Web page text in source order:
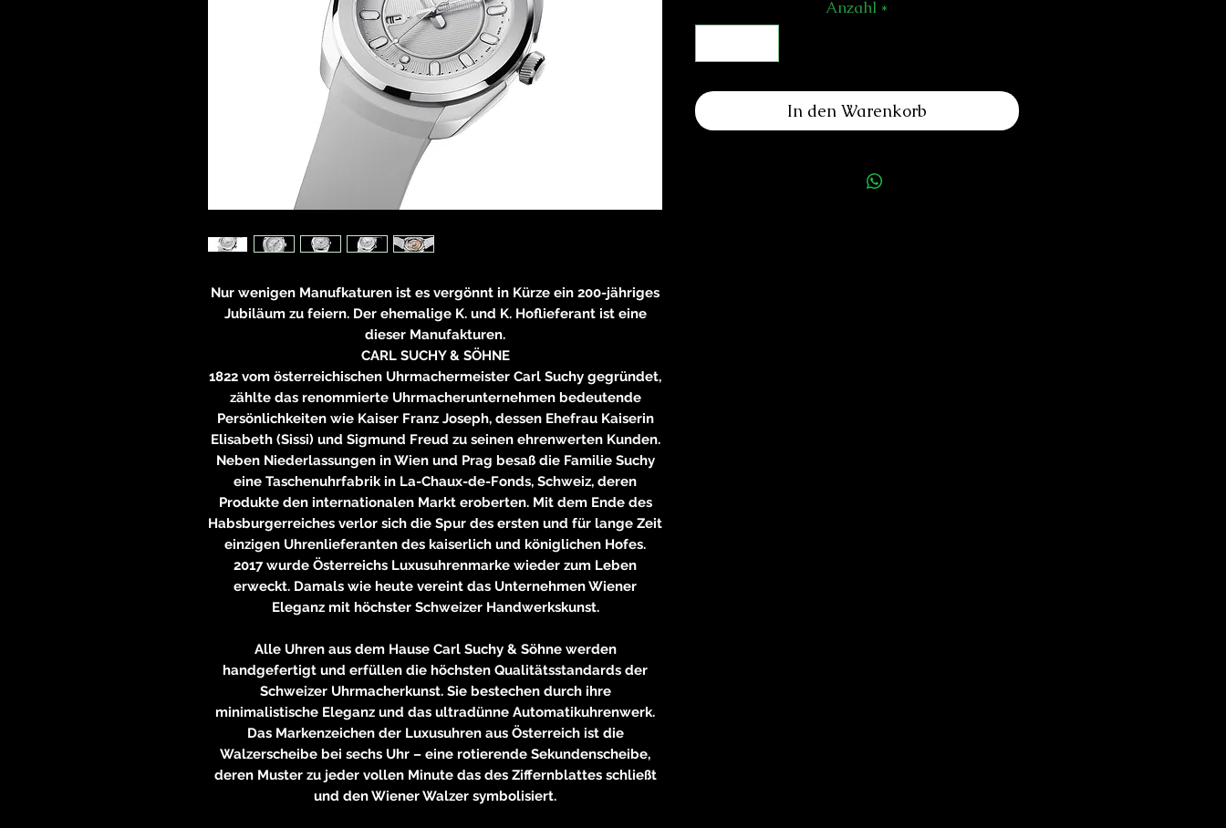
Nur wenigen Manufkaturen ist es vergönnt in Kürze ein 200-jähriges
Jubiläum zu feiern. Der ehemalige K. und K. Hoflieferant ist eine
dieser Manufakturen.
CARL SUCHY & SÖHNE
1822 vom österreichischen Uhrmachermeister Carl Suchy gegründet,
zählte das renommierte Uhrmacherunternehmen bedeutende
Persönlichkeiten wie Kaiser Franz Joseph, dessen Ehefrau Kaiserin
Elisabeth (Sissi) und Sigmund Freud zu seinen ehrenwerten Kunden.
Neben Niederlassungen in Wien und Prag besaß die Familie Suchy
eine Taschenuhrfabrik in La-Chaux-de-Fonds, Schweiz, deren
Produkte den internationalen Markt eroberten. Mit dem Ende des
Habsburgerreiches verlor sich die Spur des ersten und für lange Zeit
einzigen Uhrenlieferanten des kaiserlich und königlichen Hofes.
2017 wurde Österreichs Luxusuhrenmarke wieder zum Leben
erweckt. Damals wie heute vereint das Unternehmen Wiener
Eleganz mit höchster Schweizer Handwerkskunst.
Alle Uhren aus dem Hause Carl Suchy & Söhne werden
handgefertigt und erfüllen die höchsten Qualitätsstandards der
Schweizer Uhrmacherkunst. Sie bestechen durch ihre
minimalistische Eleganz und das ultradünne Automatikuhrenwerk.
Das Markenzeichen der Luxusuhren aus Österreich ist die
Walzerscheibe bei sechs Uhr – eine rotierende Sekundenscheibe,
deren Muster zu jeder vollen Minute das des Ziffernblattes schließt
und den Wiener Walzer symbolisiert.
Anzahl *
In den Warenkorb